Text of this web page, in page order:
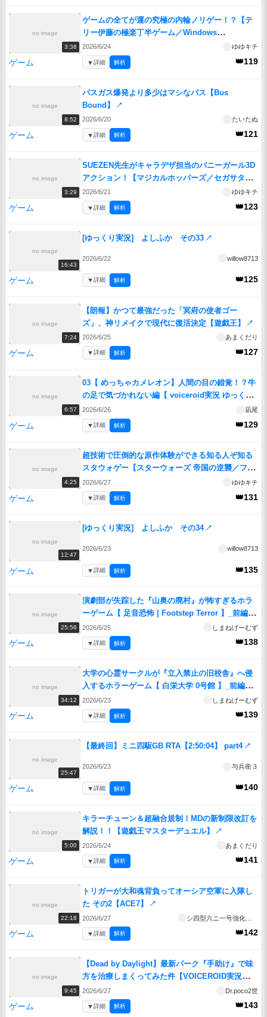
no image
3:38
ゲームの全てが運の究極の内輪ノリゲー！？【テ
リー伊藤の極楽丁半ゲーム／Windows
Macintosh】【レトロゲームゆっくり実況解説】
↗
2026/6/24 ゆゆキチ
ゲーム 👑119
▼詳細 解析
no image
8:52
バスガス爆発より多少はマシなバス【Bus
Bound】
↗
2026/6/20 たいたぬ
ゲーム 👑121
▼詳細 解析
no image
3:29
SUEZEN先生がキャラデザ担当のバニーガール3D
アクション！【マジカルホッパーズ／セガサター
ン】【レトロゲームゆっくり実況解説】
2026/6/21 ゆゆキチ
ゲーム 👑123
▼詳細 解析
no image
16:43
[ゆっくり実況] よしふか その33 ↗
2026/6/22 willow8713
ゲーム 👑125
▼詳細 解析
no image
7:24
【朗報】かつて最強だった「冥府の使者ゴー
ズ」、神リメイクで現代に復活決定【遊戯王】
↗
2026/6/25 あまくだり
ゲーム 👑127
▼詳細 解析
no image
6:57
03【 めっちゃカメレオン】人間の目の錯覚！？牛
の足で気づかれない編【 voiceroid実況 ゆっくり
実況】↗
2026/6/26 凪尾
ゲーム 👑129
▼詳細 解析
no image
4:25
超技術で圧倒的な原作体験ができる知る人ぞ知る
スタウォゲー【スターウォーズ 帝国の逆襲／ファ
ミコン】【レトロゲームゆっくり実況解説】↗
2026/6/27 ゆゆキチ
ゲーム 👑131
▼詳細 解析
no image
12:47
[ゆっくり実況] よしふか その34 ↗
2026/6/23 willow8713
ゲーム 👑135
▼詳細 解析
no image
25:56
演劇部が失踪した『山奥の廃村』が怖すぎるホラ
ーゲーム【 足音恐怖 | Footstep Terror 】_前編
『VOICEROID実況/重音テト・宮舞モカ』↗
2026/6/25 しまねげーむず
ゲーム 👑138
▼詳細 解析
no image
34:12
大学の心霊サークルが『立入禁止の旧校舎』へ侵
入するホラーゲーム【 白栄大学 0号館 】_前編
『VOICEROID実況/重音テト・宮舞モカ』↗
2026/6/23 しまねげーむず
ゲーム 👑139
▼詳細 解析
no image
25:47
【最終回】ミニ四駆GB RTA【2:50:04】 part4 ↗
2026/6/23 与兵衛３
ゲーム 👑140
▼詳細 解析
no image
5:00
キラーチューン＆超融合規制！MDの新制限改訂を
解説！！【遊戯王マスターデュエル】
↗
2026/6/24 あまくだり
ゲーム 👑141
▼詳細 解析
no image
22:18
トリガーが大和魂背負ってオーシア空軍に入隊し
た その2【ACE7】
↗
2026/6/27
ゲーム 👑142
▼詳細 解析
no image
9:45
【Dead by Daylight】最新パーク『手助け』で味
方を治療しまくってみた件【VOICEROID実況】
↗
2026/6/27 Dr.poco2世
ゲーム 👑143
▼詳細 解析